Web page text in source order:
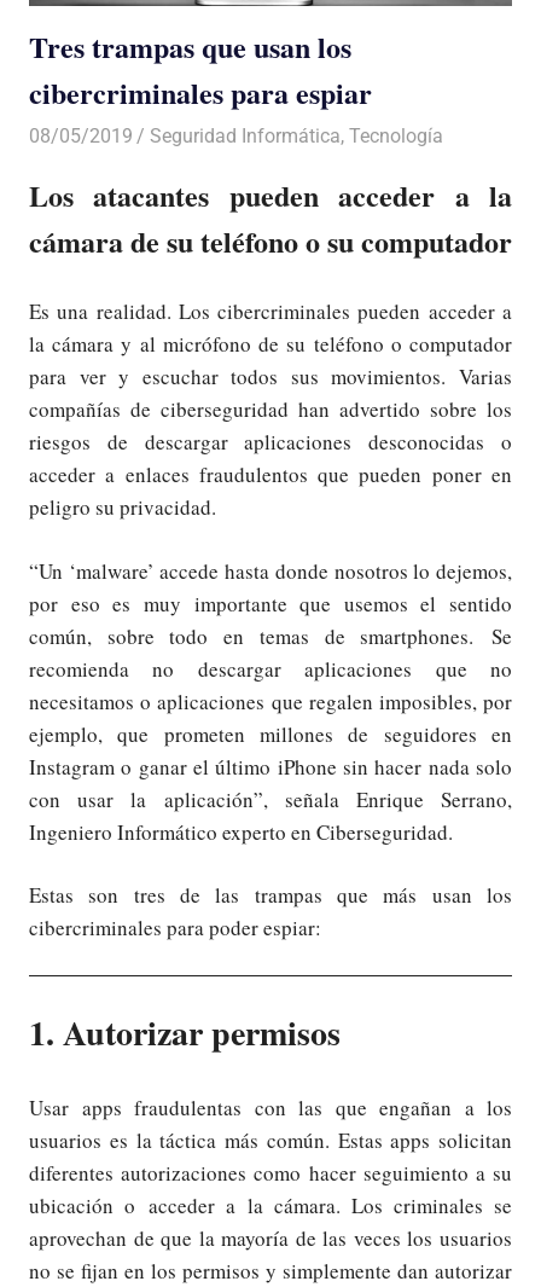
Tres trampas que usan los
cibercriminales para espiar
08/05/2019 De todo un Poco
Seguridad Informática,Tecnología
Los atacantes pueden acceder a la
cámara de su teléfono o su computador
Es una realidad. Los cibercriminales pueden acceder a
la cámara y al micrófono de su teléfono o computador
para ver y escuchar todos sus movimientos. Varias
compañías de ciberseguridad han advertido sobre los
riesgos de descargar aplicaciones desconocidas o
acceder a enlaces fraudulentos que pueden poner en
peligro su privacidad.
“Un ‘malware’ accede hasta donde nosotros lo dejemos,
por eso es muy importante que usemos el sentido
común, sobre todo en temas de smartphones. Se
recomienda no descargar aplicaciones que no
necesitamos o aplicaciones que regalen imposibles, por
ejemplo, que prometen millones de seguidores en
Instagram o ganar el último iPhone sin hacer nada solo
con usar la aplicación”, señala Enrique Serrano,
Ingeniero Informático experto en Ciberseguridad.
Estas son tres de las trampas que más usan los
cibercriminales para poder espiar:
1. Autorizar permisos
Usar apps fraudulentas con las que engañan a los
usuarios es la táctica más común. Estas apps solicitan
diferentes autorizaciones como hacer seguimiento a su
ubicación o acceder a la cámara. Los criminales se
aprovechan de que la mayoría de las veces los usuarios
no se fijan en los permisos y simplemente dan autorizar